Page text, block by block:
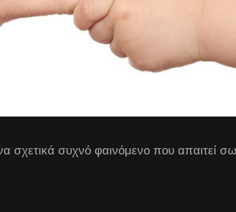
σχετικά συχνό φαινόμενο που απαιτεί